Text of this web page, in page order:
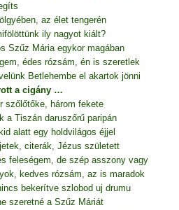
az élet tengerén
ily nagyot kiált?
Szűz Mária egykor magában
édes rózsám, én is szeretlek
Betlehembe el akartok jönni
a cigány …
szőlőtőke, három fekete
a Tiszán daruszőrű paripán
alatt egy holdvilágos éjjel
citerák, Jézus született
feleségem, de szép asszony vagy
kedves rózsám, az is maradok
bekerítve szlobod uj drumu
szeretné a Szűz Máriát